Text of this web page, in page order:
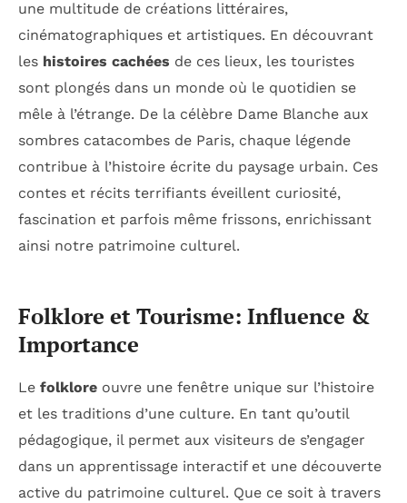
une multitude de créations littéraires,
cinématographiques et artistiques. En découvrant
les histoires cachées de ces lieux, les touristes
sont plongés dans un monde où le quotidien se
mêle à l’étrange. De la célèbre Dame Blanche aux
sombres catacombes de Paris, chaque légende
contribue à l’histoire écrite du paysage urbain. Ces
contes et récits terrifiants éveillent curiosité,
fascination et parfois même frissons, enrichissant
ainsi notre patrimoine culturel.
Folklore et Tourisme: Influence &
Importance
Le folklore ouvre une fenêtre unique sur l’histoire
et les traditions d’une culture. En tant qu’outil
pédagogique, il permet aux visiteurs de s’engager
dans un apprentissage interactif et une découverte
active du patrimoine culturel. Que ce soit à travers